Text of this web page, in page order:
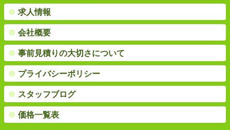
● 求人情報
● 会社概要
● 事前見積りの大切さについて
● プライバシーポリシー
● スタッフブログ
● 価格一覧表